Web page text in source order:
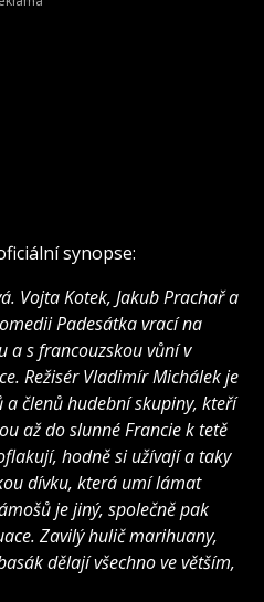
synopse:
Vojta Kotek, Jakub Prachař a
Padesátka vrací na
a s francouzskou vůní v
Režisér Vladimír Michálek je
členů hudební skupiny, kteří
až do slunné Francie k tetě
hodně si užívají a taky
dívku, která umí lámat
je jiný, společně pak
Zavilý hulič marihuany,
dělají všechno ve větším,